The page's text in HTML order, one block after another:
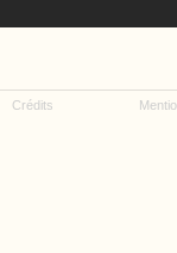
Crédits